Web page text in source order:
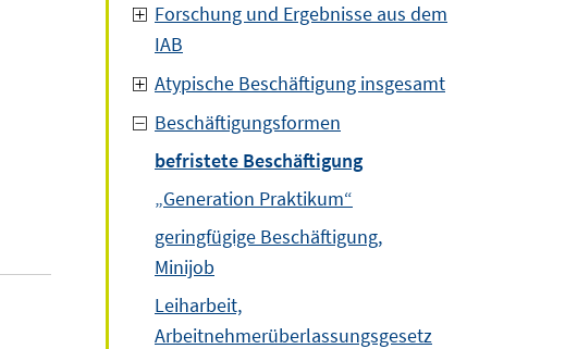
Forschung und Ergebnisse aus dem
IAB
Atypische Beschäftigung insgesamt
Beschäftigungsformen
befristete Beschäftigung
„Generation Praktikum“
geringfügige Beschäftigung,
Minijob
Leiharbeit,
Arbeitnehmerüberlassungsgesetz